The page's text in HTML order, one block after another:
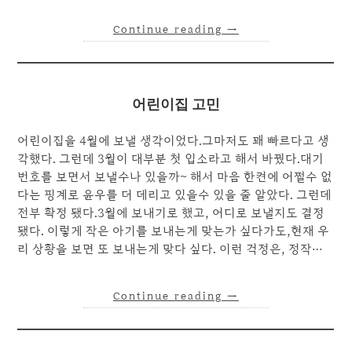
Continue reading →
어린이집 고민
어린이집을 4월에 보낼 생각이었다.그마저도 꽤 빠르다고 생
각했다. 그런데 3월이 대부분 첫 입소라고 해서 바꿨다.대기
번호를 보면서 보낼수나 있을까~ 해서 마음 한켠에 어쩔수 없
다는 핑계로 윤우를 더 데리고 있을수 있을 줄 알았다. 그런데
전부 확정 됐다.3월에 보내기로 했고, 어디로 보낼지도 결정
됐다. 이렇게 작은 아기를 보내는게 맞는가 싶다가도,현재 우
리 상황을 보면 또 보내는게 맞다 싶다. 이런 걱정은, 정작…
Continue reading →